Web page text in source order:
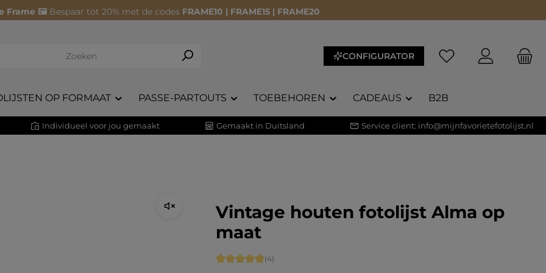
Frame 🖼️ Bespaar tot 20% met de codes FRAME10 | FRAME15 | FRAME20
CONFIGURATOR
OP FORMAAT PASSE-PARTOUTS TOEBEHOREN CADEAUS B2B
Individueel voor jou gemaakt Gemaakt in Duitsland Service client: info@mijnfavorietefotolijst.nl
Vintage houten fotolijst Alma op
maat
Gemiddelde waardering van 5 van 5 sterren
(4)